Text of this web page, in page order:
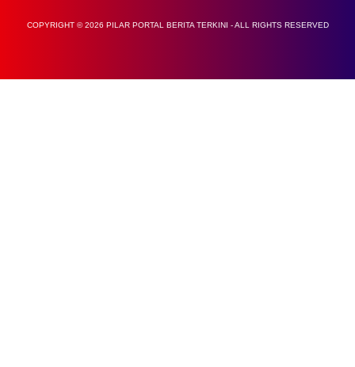
COPYRIGHT © 2026 PILAR PORTAL BERITA TERKINI - ALL RIGHTS RESERVED